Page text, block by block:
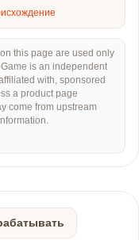
this page are used only
is an independent
with, sponsored
a product page
come from upstream